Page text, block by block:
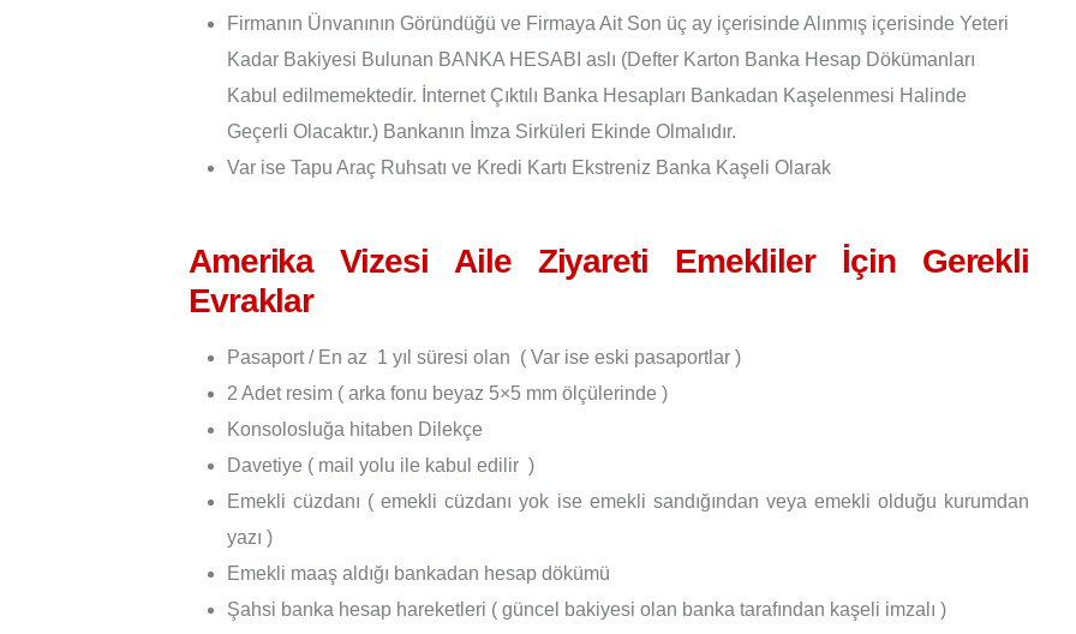
Firmanın Ünvanının Göründüğü ve Firmaya Ait Son üç ay içerisinde Alınmış içerisinde Yeteri
Kadar Bakiyesi Bulunan BANKA HESABI aslı (Defter Karton Banka Hesap Dökümanları
Kabul edilmemektedir. İnternet Çıktılı Banka Hesapları Bankadan Kaşelenmesi Halinde
Geçerli Olacaktır.) Bankanın İmza Sirküleri Ekinde Olmalıdır.
Var ise Tapu Araç Ruhsatı ve Kredi Kartı Ekstreniz Banka Kaşeli Olarak
Amerika Vizesi Aile Ziyareti Emekliler İçin Gerekli
Evraklar
Pasaport / En az 1 yıl süresi olan ( Var ise eski pasaportlar )
2 Adet resim ( arka fonu beyaz 5×5 mm ölçülerinde )
Konsolosluğa hitaben Dilekçe
Davetiye ( mail yolu ile kabul edilir )
Emekli cüzdanı ( emekli cüzdanı yok ise emekli sandığından veya emekli olduğu kurumdan
yazı )
Emekli maaş aldığı bankadan hesap dökümü
Şahsi banka hesap hareketleri ( güncel bakiyesi olan banka tarafından kaşeli imzalı )